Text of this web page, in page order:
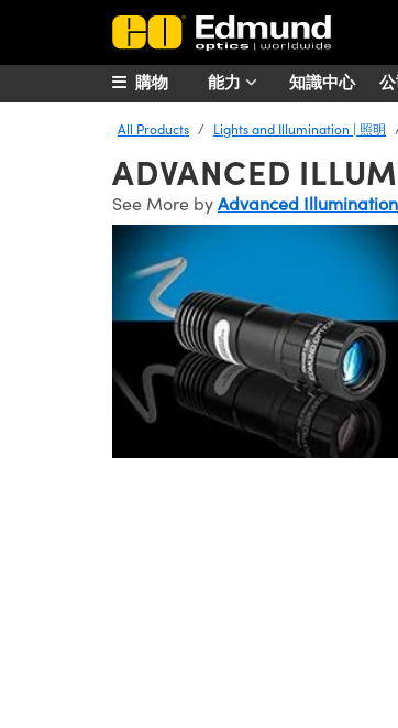
能力 知識中心
購物
All Products Lights and Illumination | 照明
ADVANCED
See More byAdvanced Illumination